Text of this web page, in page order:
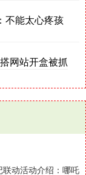
不能太心疼孩
网站开盒被抓
动活动介绍：哪吒